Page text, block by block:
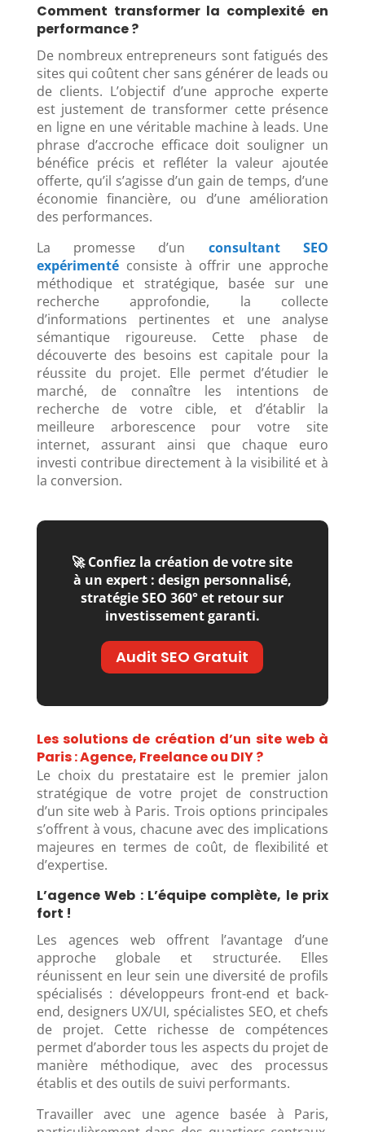
Comment transformer la complexité en
performance ?
De nombreux entrepreneurs sont fatigués des
sites qui coûtent cher sans générer de leads ou
de clients. L’objectif d’une approche experte
est justement de transformer cette présence
en ligne en une véritable machine à leads. Une
phrase d’accroche efficace doit souligner un
bénéfice précis et refléter la valeur ajoutée
offerte, qu’il s’agisse d’un gain de temps, d’une
économie financière, ou d’une amélioration
des performances.
La promesse d’un consultant SEO
expérimentéconsiste à offrir une approche
méthodique et stratégique, basée sur une
recherche approfondie, la collecte
d’informations pertinentes et une analyse
sémantique rigoureuse. Cette phase de
découverte des besoins est capitale pour la
réussite du projet. Elle permet d’étudier le
marché, de connaître les intentions de
recherche de votre cible, et d’établir la
meilleure arborescence pour votre site
internet, assurant ainsi que chaque euro
investi contribue directement à la visibilité et à
la conversion.
🚀 Confiez la création de votre site
à un expert : design personnalisé,
stratégie SEO 360° et retour sur
investissement garanti.
Audit SEO Gratuit
Les solutions de création d’un site web à
Paris : Agence, Freelance ou DIY ?
Le choix du prestataire est le premier jalon
stratégique de votre projet de construction
d’un site web à Paris. Trois options principales
s’offrent à vous, chacune avec des implications
majeures en termes de coût, de flexibilité et
d’expertise.
L’agence Web : L’équipe complète, le prix
fort !
Les agences web offrent l’avantage d’une
approche globale et structurée. Elles
réunissent en leur sein une diversité de profils
spécialisés : développeurs front-end et back-
end, designers UX/UI, spécialistes SEO, et chefs
de projet. Cette richesse de compétences
permet d’aborder tous les aspects du projet de
manière méthodique, avec des processus
établis et des outils de suivi performants.
Travailler avec une agence basée à Paris,